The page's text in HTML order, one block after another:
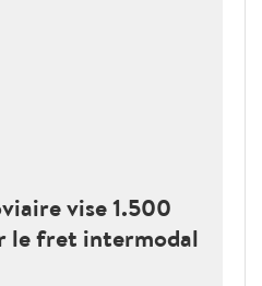
vise 1.500
le fret intermodal